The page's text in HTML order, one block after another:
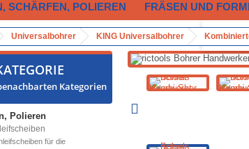
SCHÄRFEN, POLIEREN FRÄSEN UND
Universalbohrer KING Universalbohrer
Kategorien
Polieren
für die